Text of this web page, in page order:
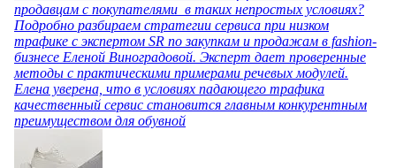
продавцам с покупателями в таких непростых условиях?
Подробно разбираем стратегии сервиса при низком
трафике с экспертом SR по закупкам и продажам в fashion-
бизнесе Еленой Виноградовой. Эксперт дает проверенные
методы с практическими примерами речевых модулей.
Елена уверена, что в условиях падающего трафика
качественный сервис становится главным конкурентным
преимуществом для обувной